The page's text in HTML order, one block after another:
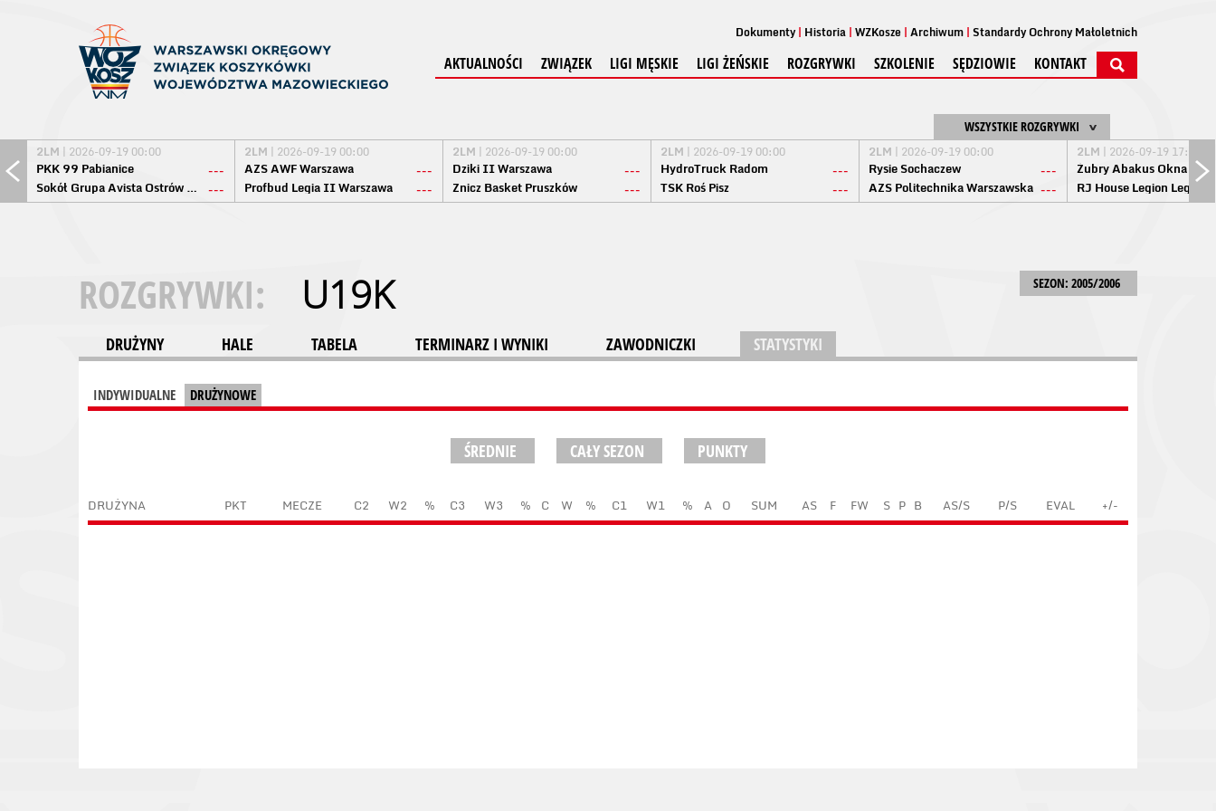
Dokumenty Historia WZKosze Archiwum Standardy Ochrony Małoletnich
AKTUALNOŚCI ZWIĄZEK LIGI MĘSKIE LIGI ŻEŃSKIE ROZGRYWKI SZKOLENIE SĘDZIOWIE KONTAKT
WSZYSTKIE ROZGRYWKI
2LM | 2026-09-19 00:00
PKK 99 Pabianice
---
Sokół Grupa Avista Ostrów Maz. ---
2LM | 2026-09-19 00:00
AZS AWF Warszawa
---
Profbud Legia II Warszawa
---
2LM | 2026-09-19 00:00
Dziki II Warszawa
---
Znicz Basket Pruszków
---
2LM | 2026-09-19 00:00
HydroTruck Radom
---
TSK Roś Pisz
---
2LM | 2026-09-19 00:00
Rysie Sochaczew
---
AZS Politechnika Warszawska ---
2LM | 2026-09-19 17:00
Żubry Abakus Okna
RJ House Legion
SEZON: 2005/2006
ROZGRYWKI: U19K
DRUŻYNY HALE TABELA TERMINARZ I WYNIKI ZAWODNICZKI STATYSTYKI
INDYWIDUALNE DRUŻYNOWE
ŚREDNIE CAŁY SEZON PUNKTY
DRUŻYNA PKT MECZE C2 W2 % C3 W3 % C W % C1 W1 % A O SUM AS F FW S P B AS/S P/S EVAL +/-